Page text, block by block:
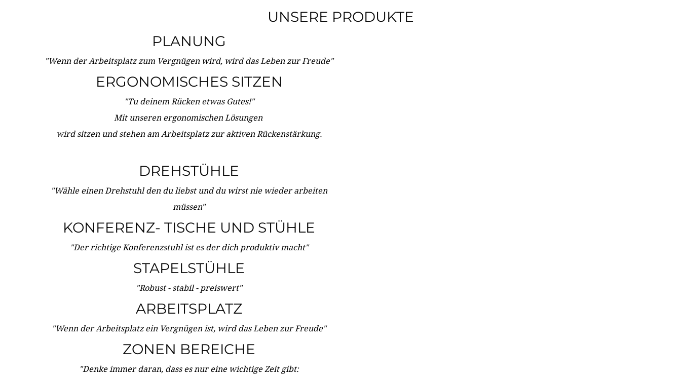
UNSERE PRODUKTE
PLANUNG
"Wenn der Arbeitsplatz zum Vergnügen wird, wird das Leben zur Freude"
ERGONOMISCHES SITZEN
"Tu deinem Rücken etwas Gutes!"
Mit unseren ergonomischen Lösungen
wird sitzen und stehen am Arbeitsplatz zur aktiven Rückenstärkung.
DREHSTÜHLE
"Wähle einen Drehstuhl den du liebst und du wirst nie wieder arbeiten
müssen"
KONFERENZ- TISCHE UND STÜHLE
"Der richtige Konferenzstuhl ist es der dich produktiv macht"
STAPELSTÜHLE
"Robust - stabil - preiswert"
ARBEITSPLATZ
"Wenn der Arbeitsplatz ein Vergnügen ist, wird das Leben zur Freude"
ZONEN BEREICHE
"Denke immer daran, dass es nur eine wichtige Zeit gibt: